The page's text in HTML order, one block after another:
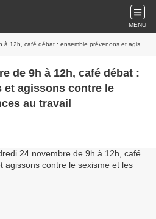
MENU
ensemble prévenons et agissons contre le sexisme et les violences au travail
de 9h à 12h, café débat :
et agissons contre le
au travail